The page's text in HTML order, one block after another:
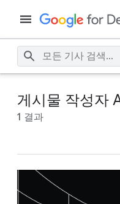
게시물 작성자
1 결과